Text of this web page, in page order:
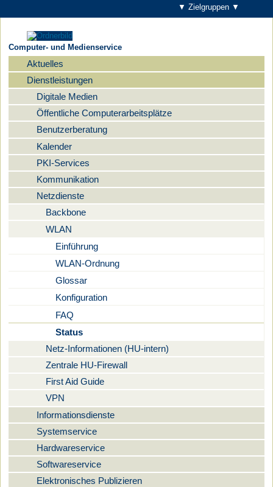
▼ Zielgruppen ▼
Computer- und Medienservice
Navigation
Aktuelles
Dienstleistungen
Digitale Medien
Öffentliche Computerarbeitsplätze
Benutzerberatung
Kalender
PKI-Services
Kommunikation
Netzdienste
Backbone
WLAN
Einführung
WLAN-Ordnung
Glossar
Konfiguration
FAQ
Status
Netz-Informationen (HU-intern)
Zentrale HU-Firewall
First Aid Guide
VPN
Informationsdienste
Systemservice
Hardwareservice
Softwareservice
Elektronisches Publizieren